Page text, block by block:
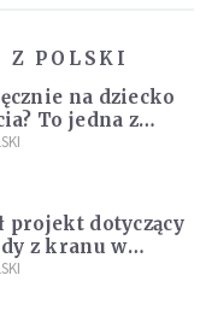
Z POLSKI
na dziecko
To jedna z
"Rozwój
projekt dotyczący
z kranu w